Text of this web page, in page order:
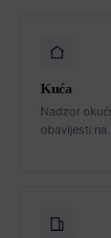
Kuća
Nadzor
obavijesti